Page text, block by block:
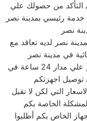
التأكد من حصولك علي
رئيسي بمدينة نصر
نصر
نصر لديه تعاقد مع
في مدينة نصر
وفريق مخصص للرد علي كافة اسئلتكم علي مدار 24 ساعة في
اجهزتكم
التي لكن لا تقبل
الخاصة بكم
الخاص بكم أطلبوا